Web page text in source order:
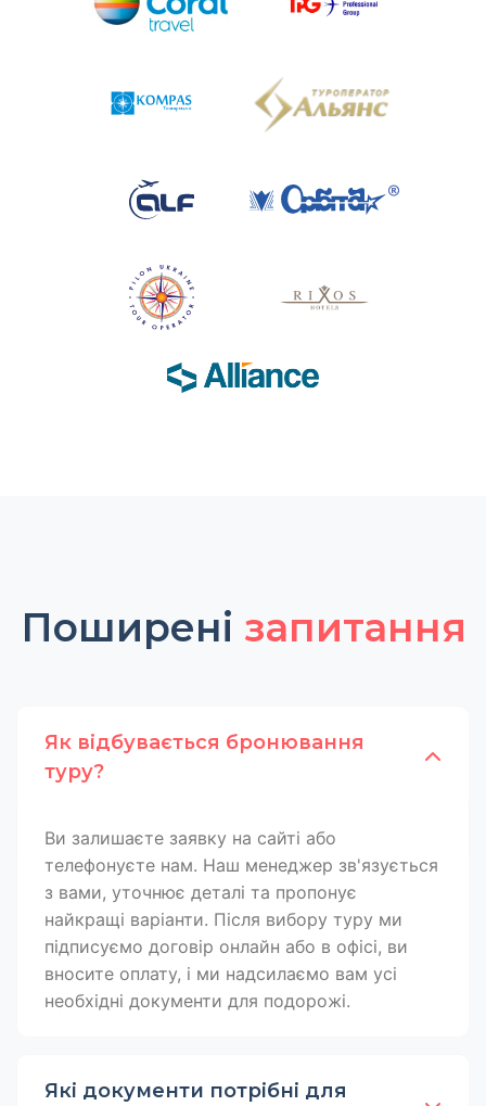
Поширені запитання
Як відбувається бронювання
туру?
Ви залишаєте заявку на сайті або
телефонуєте нам. Наш менеджер зв'язується
з вами, уточнює деталі та пропонує
найкращі варіанти. Після вибору туру ми
підписуємо договір онлайн або в офісі, ви
вносите оплату, і ми надсилаємо вам усі
необхідні документи для подорожі.
Які документи потрібні для